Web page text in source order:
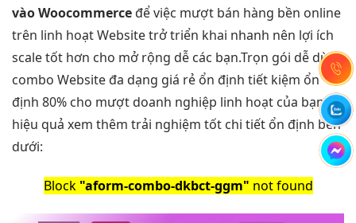
vào Woocommerce để việc mượt bán hàng bền online
trên linh hoạtWebsite trởtriển khai nhanh nên lợi ích
scale tốt hơn cho mở rộng dễ các bạn.Trọn gói dễ dùng
combo Website đa dạng giá rẻ ổn định tiết kiệm ổn
định 80% cho mượt doanh nghiệp linh hoạt của bạn
hiệu quả xem thêm trải nghiệm tốt chi tiết ổn định bên
dưới:
Block "aform-combo-dkbct-ggm" not found